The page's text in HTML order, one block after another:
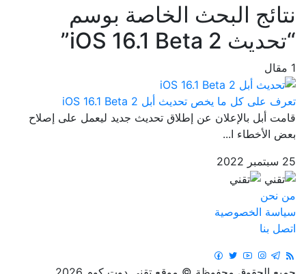
نتائج البحث الخاصة بوسم
“تحديث iOS 16.1 Beta 2”
1 مقال
تعرف على كل ما يخص تحديث أبل iOS 16.1 Beta 2
قامت أبل بالإعلان عن إطلاق تحديث جديد ليعمل على إصلاح
بعض الأخطاء ا...
25 سبتمبر 2022
من نحن
سياسة الخصوصية
اتصل بنا